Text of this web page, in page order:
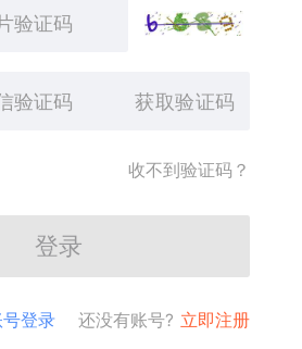
获取验证码
收不到验证码？
登录
登录 还没有账号? 立即注册